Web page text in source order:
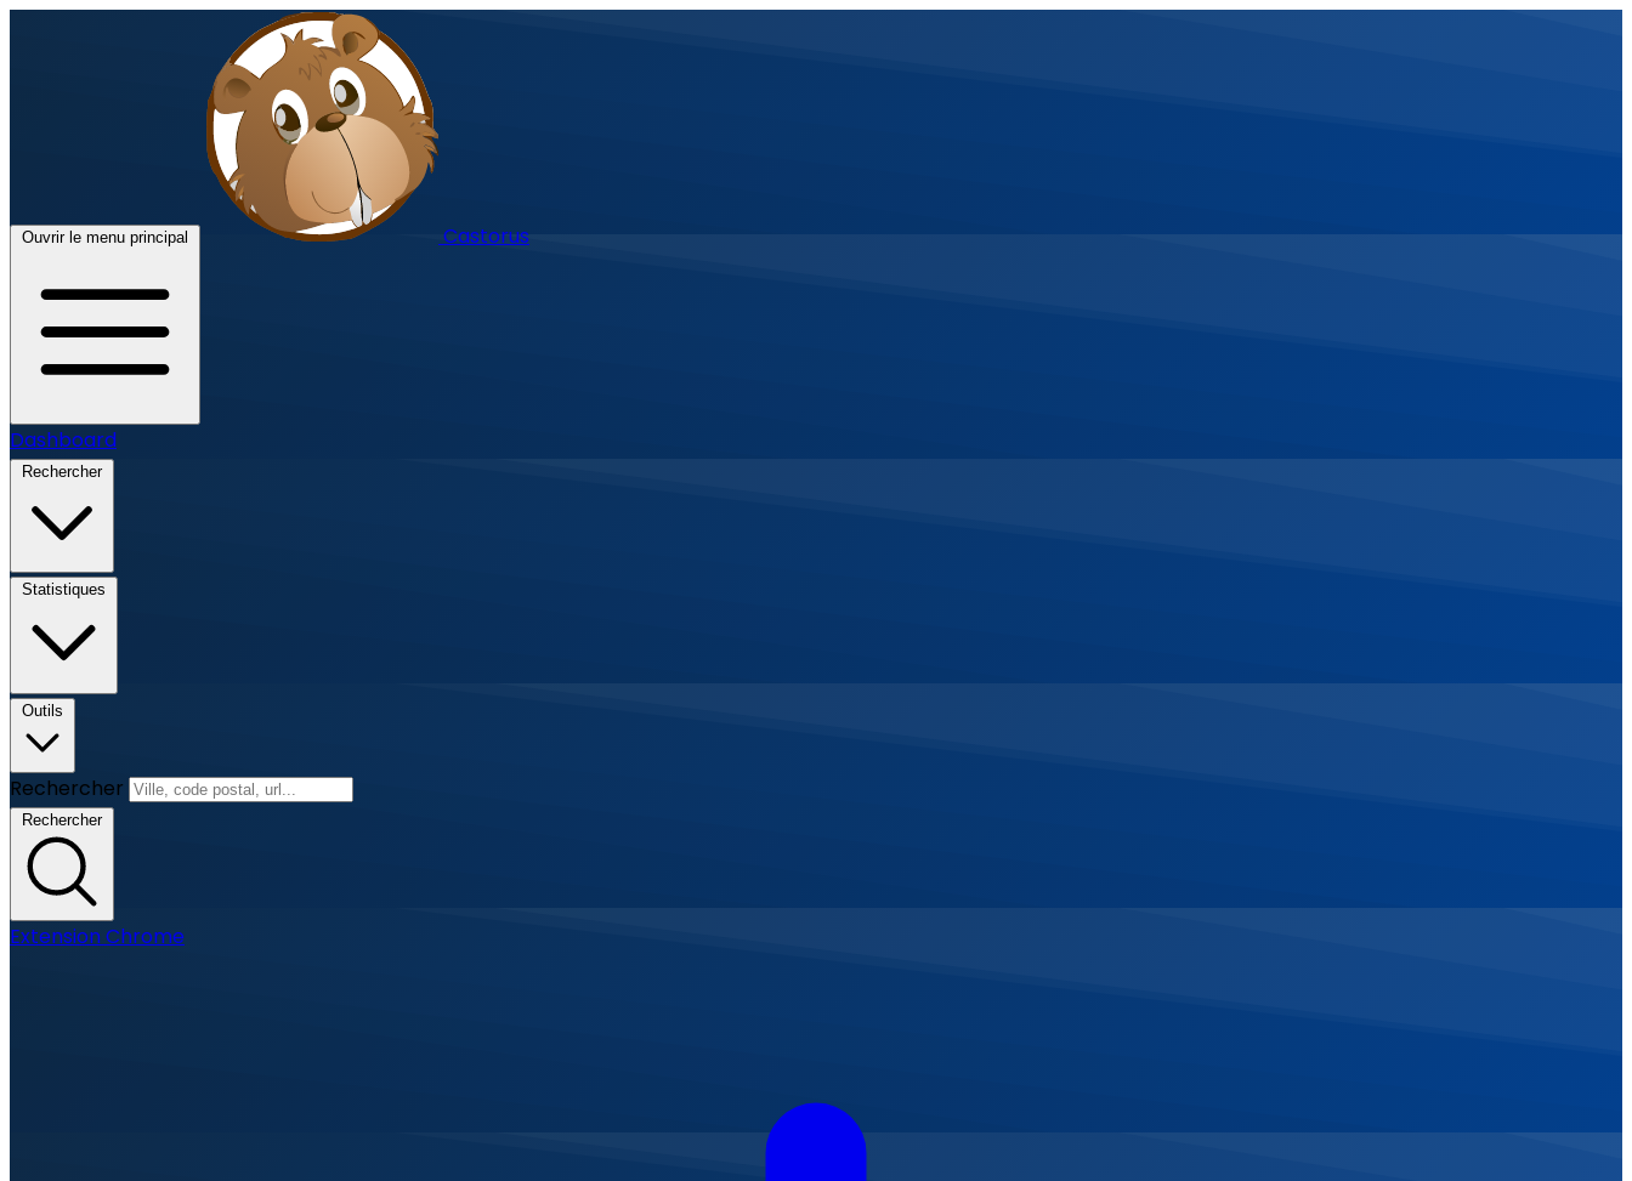
Ouvrir le menu principal Castorus
Dashboard
Rechercher
Statistiques
Outils
Rechercher
Rechercher
Extension Chrome